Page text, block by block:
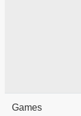
Games